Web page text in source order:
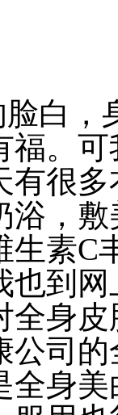
白，
福。
有很
浴，
生素C
也到
全身
公司
全身